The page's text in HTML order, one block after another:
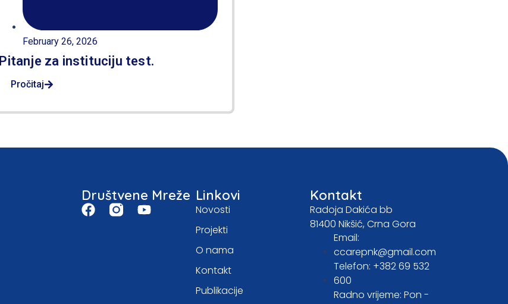
February 26, 2026
Pitanje za instituciju test.
Pročitaj
Društvene Mreže Linkovi
Novosti
Projekti
O nama
Kontakt
Publikacije
Kontakt
Radoja Dakića bb
81400 Nikšić, Crna Gora
Email:
ccarepnk@gmail.com
Telefon: +382 69 532
600
Radno vrijeme: Pon -